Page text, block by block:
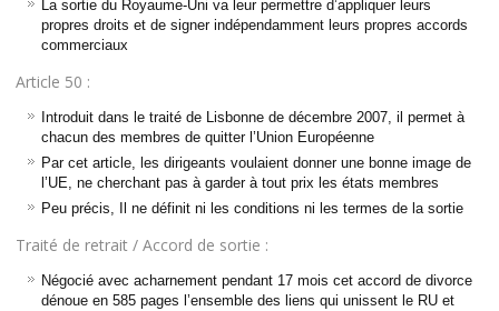
La sortie du Royaume-Uni va leur permettre d’appliquer leurs
propres droits et de signer indépendamment leurs propres accords
commerciaux
Article 50 :
Introduit dans le traité de Lisbonne de décembre 2007, il permet à
chacun des membres de quitter l’Union Européenne
Par cet article, les dirigeants voulaient donner une bonne image de
l’UE, ne cherchant pas à garder à tout prix les états membres
Peu précis, Il ne définit ni les conditions ni les termes de la sortie
Traité de retrait / Accord de sortie :
Négocié avec acharnement pendant 17 mois cet accord de divorce
dénoue en 585 pages l’ensemble des liens qui unissent le RU et